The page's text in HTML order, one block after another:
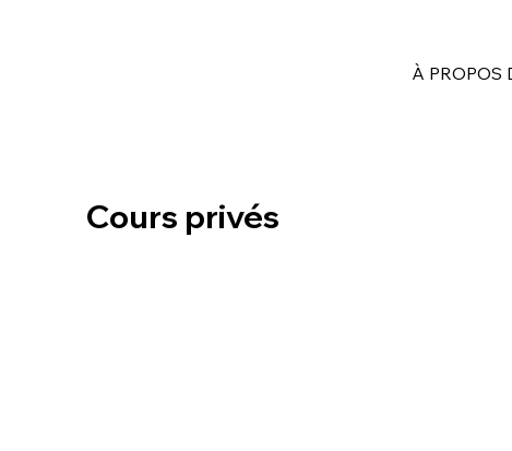
À PROPOS
Cours privés